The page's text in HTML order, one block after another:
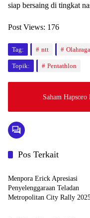
siap bersaing di tingkat
Post Views: 176
Tag: ntt Olahraga
Topik: Pentathlon
Saham
Pos Terkait
Uncategorized
Menpora Erick Apresiasi
Penyelenggaraan Teladan
Metropolitan City Rally
Uncategorized